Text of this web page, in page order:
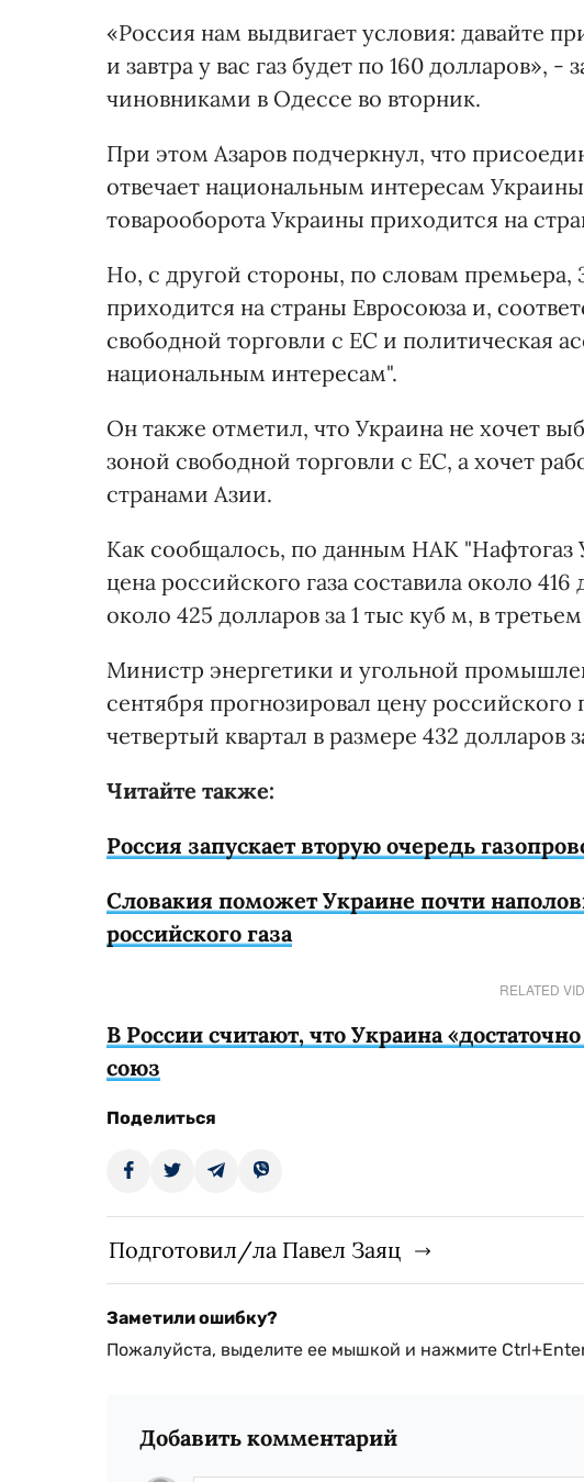
«Россия нам выдвигает условия: давайте
и завтра у вас газ будет по 160 долларов»,
чиновниками в Одессе во вторник.
При этом Азаров подчеркнул, что
отвечает национальным интересам
товарооборота Украины приходится на
Но, с другой стороны, по словам
приходится на страны Евросоюза и,
свободной торговли с ЕС и политическая
национальным интересам".
Он также отметил, что Украина не хочет
зоной свободной торговли с ЕС, а хочет
странами Азии.
Как сообщалось, по данным НАК "Нафтогаз
цена российского газа составила около
около 425 долларов за 1 тыс куб м, в
Министр энергетики и угольной
сентября прогнозировал цену российского
четвертый квартал в размере 432 долларов
Читайте также:
Россия запускает вторую очередь
Словакия поможет Украине почти
российского газа
RELATED
В России считают, что Украина
союз
Поделиться
Подготовил/ла Павел Заяц
Заметили ошибку?
Пожалуйста, выделите ее мышкой и нажмите
Добавить комментарий